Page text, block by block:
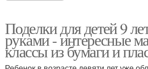
Поделки для детей 9
руками - интересные
классы из бумаги и